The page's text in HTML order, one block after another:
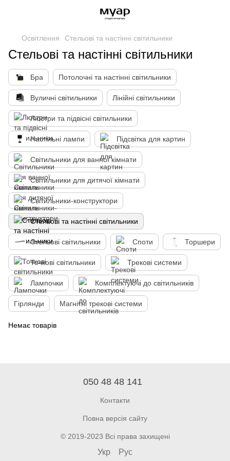
Освітлення Стельові та настінні світильники
Стельові та настінні світильники
Бра Потолочні та настінні світильники
Вуличні світильники Лінійні світильники
Люстри та підвісні світильники
Настільні лампи Підсвітка для картин
Світильники для ванної кімнати
Світильники для дитячої кімнати
Світильники-конструктори
Стельові та настінні світильники
Стельові світильники Споти Торшери
Точкові світильники Трекові системи
Лампочки Комплектуючі до світильників
Гірлянди Магнітні трекові системи
Немає товарів
050 48 48 141
Контакти
Повна версія сайту
© 2019-2023 Всі права захищені
Укр Рус